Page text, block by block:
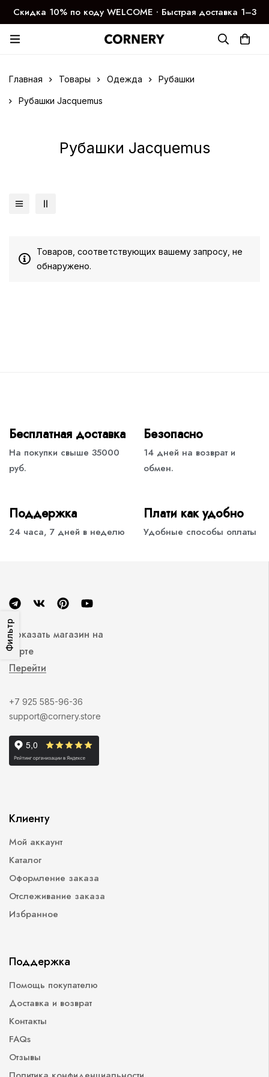
Скидка 10% по коду WELCOME ∙ Быстрая доставка 1–3
дня
Главная Товары Одежда Рубашки
Рубашки Jacquemus
Рубашки Jacquemus
Фильтр
Товаров, соответствующих вашему запросу, не
обнаружено.
Бесплатная доставка
На покупки свыше 35000
руб.
Безопасно
14 дней на возврат и
обмен.
Поддержка
24 часа, 7 дней в неделю
Плати как удобно
Удобные способы оплаты
Показать магазин на
карте
Перейти
+7 925 585-96-36
support@cornery.store
Клиенту
Мой аккаунт
Каталог
Оформление заказа
Отслеживание заказа
Избранное
Поддержка
Помощь покупателю
Доставка и возврат
Контакты
FAQs
Отзывы